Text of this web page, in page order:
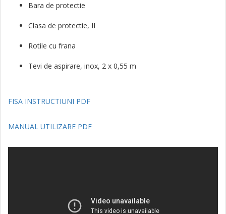
Bara de protectie
Clasa de protectie, II
Rotile cu frana
Tevi de aspirare, inox, 2 x 0,55 m
FISA INSTRUCTIUNI PDF
MANUAL UTILIZARE PDF